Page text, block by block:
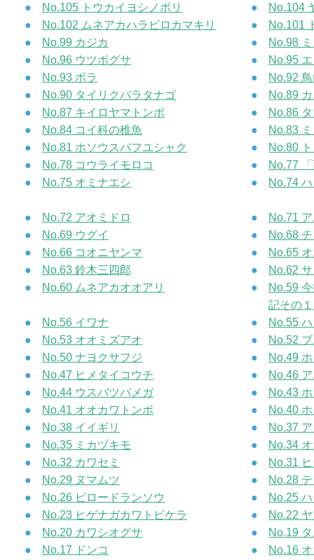
No.105 トウカイヨシノボリ
No.104
No.102 ムネアカハラビロカマキリ
No.101
No.99 カジカ
No.98
No.96 ウツボグサ
No.95
No.93 ボラ
No.92
No.90 タイリクバラタナゴ
No.89
No.87 キイロヤマトンボ
No.86
No.84 コイ科の稚魚
No.83
No.81 ホソウスバフユシャク
No.80
No.78 コウライモロコ
No.77
No.75 オミナエシ
No.74
No.72 アオミドロ
No.71
No.69 ウグイ
No.68
No.66 コオニヤンマ
No.65
No.63 鈴木三四郎
No.62
No.60 ムネアカオオアリ
No.59
記その１
No.56 イワナ
No.55
No.53 オオミズアオ
No.52
No.50 ナヨクサフジ
No.49
No.47 ヒメタイコウチ
No.46
No.44 ウスバツバメガ
No.43
No.41 オオカワトンボ
No.40
No.38 イイギリ
No.37
No.35 ミカヅキモ
No.34
No.32 カワセミ
No.31
No.29 ヌマムツ
No.28
No.26 ビロードランソウ
No.25
No.23 ヒゲナガカワトビケラ
No.22
No.20 カワシオグサ
No.19
No.17 ドンコ
No.16